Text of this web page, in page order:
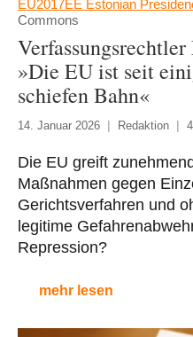
EU2017EE Estonian
Commons
»Die EU ist seit
schiefen Bahn«
14. Januar 2026 Redaktion
Die EU greift
Maßnahmen gegen
Gerichtsverfahren und
legitime
Repression?
mehr lesen